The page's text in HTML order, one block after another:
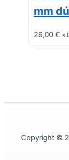
mm
26,00 € s
Copyright ©